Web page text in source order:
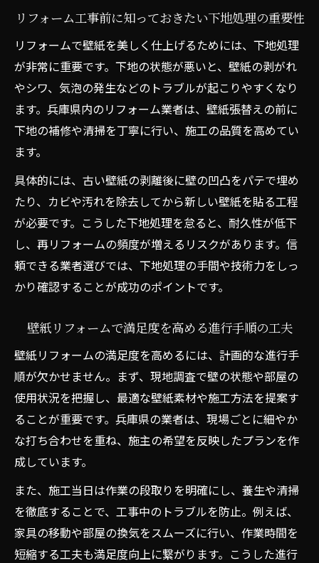
リフォーム工事前に知っておきたい下地処理の重要性
リフォームで壁紙を美しく仕上げるためには、下地処理
が非常に重要です。下地の状態が悪いと、壁紙の剥がれ
やシワ、気泡の発生などのトラブルが起こりやすくなり
ます。兵庫県内のリフォーム業者は、壁紙張替えの前に
下地の補修や清掃を丁寧に行い、施工の品質を高めてい
ます。
具体的には、古い壁紙の剥離後に壁の凹凸をパテで埋め
たり、カビや汚れを除去してから新しい壁紙を貼る工程
が必要です。こうした下地処理を怠ると、耐久性が低下
し、再リフォームの頻度が増えるリスクがあります。信
頼できる業者選びでは、下地処理の手間や技術力をしっ
かり確認することが成功のポイントです。
壁紙リフォームで満足度を高める進行手順の工夫
壁紙リフォームの満足度を高めるには、計画的な進行手
順が欠かせません。まず、現地調査で壁の状態や部屋の
使用状況を把握し、最適な壁紙素材や施工方法を提案す
ることが重要です。兵庫県の業者は、現場ごとに細やか
な打ち合わせを重ね、施主の希望を反映したプランを作
成しています。
また、施工当日は作業の段取りを明確にし、養生や清掃
を徹底することで、工事中のトラブルを防止。例えば、
家具の移動や部屋の換気をスムーズに行い、作業時間を
短縮する工夫も満足度向上に繋がります。こうした進行